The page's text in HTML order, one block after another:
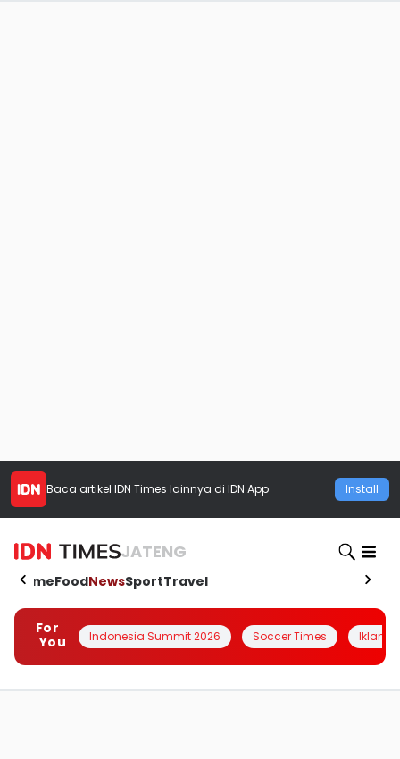
Baca artikel IDN Times lainnya di IDN App Install
JATENG
HomeFoodNewsSportTravel
For
You
Indonesia Summit 2026 Soccer Times Iklanin